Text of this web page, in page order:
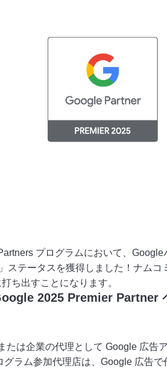
プログラムにおいて、
」ステータスを獲得しました！ナム
ち出すことになります。
2025 Premier Partner
たは企業の代理として Google 広告
ラム参加代理店は、Google 広告